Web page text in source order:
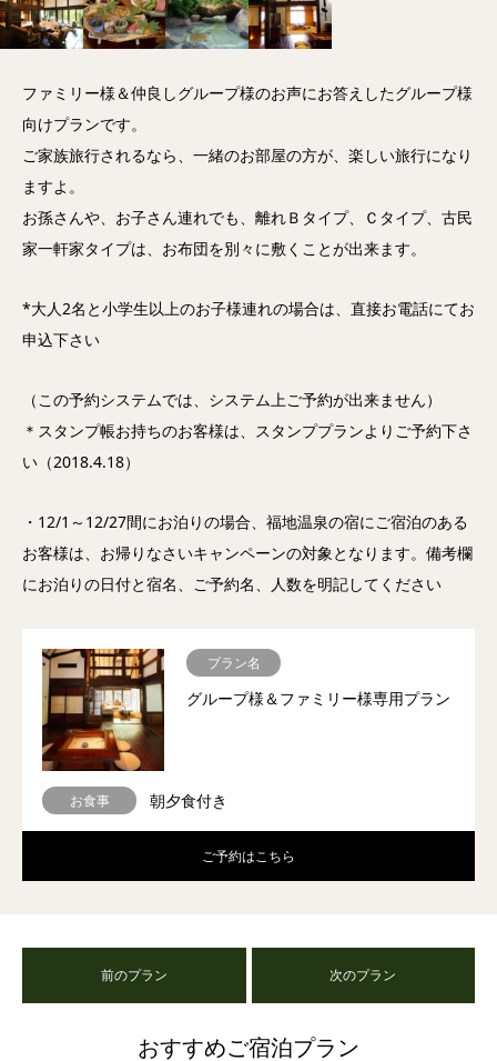
ファミリー様＆仲良しグループ様のお声にお答えしたグループ様
向けプランです。
ご家族旅行されるなら、一緒のお部屋の方が、楽しい旅行になり
ますよ。
お孫さんや、お子さん連れでも、離れＢタイプ、Ｃタイプ、古民
家一軒家タイプは、お布団を別々に敷くことが出来ます。
*大人2名と小学生以上のお子様連れの場合は、直接お電話にてお
申込下さい
（この予約システムでは、システム上ご予約が出来ません）
＊スタンプ帳お持ちのお客様は、スタンププランよりご予約下さ
い（2018.4.18）
・12/1～12/27間にお泊りの場合、福地温泉の宿にご宿泊のある
お客様は、お帰りなさいキャンペーンの対象となります。備考欄
にお泊りの日付と宿名、ご予約名、人数を明記してください
プラン名
グループ様＆ファミリー様専用プラン
お食事 朝夕食付き
ご予約はこちら
前のプラン 次のプラン
おすすめご宿泊プラン